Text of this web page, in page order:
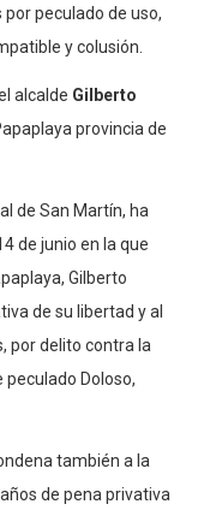
peculado de uso,
y colusión.
alcalde Gilberto
provincia de
de San Martín, ha
de junio en la que
Gilberto
de su libertad y al
por delito contra la
Doloso,
también a la
de pena privativa